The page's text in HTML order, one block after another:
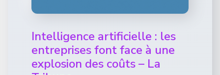
Intelligence artificielle : les
entreprises font face à une
explosion des coûts – La